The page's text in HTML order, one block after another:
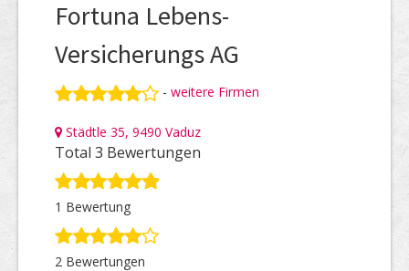
Vorteile
Preise
HELP Awards
Top Firmen
Fortuna Lebens-
Versicherungs AG
- weitere Firmen
Städtle 35, 9490 Vaduz
Total 3 Bewertungen
1 Bewertung
2 Bewertungen